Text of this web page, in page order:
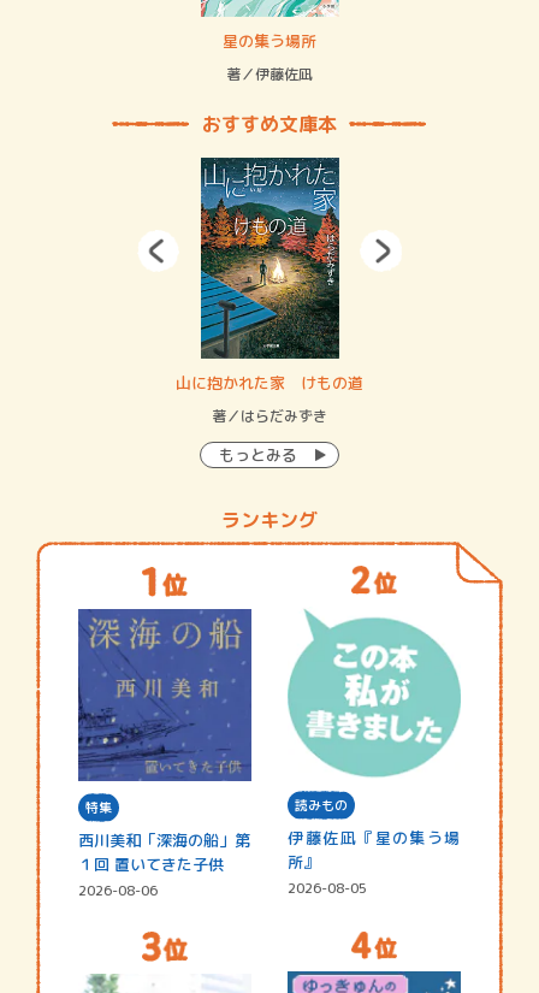
星の集う場所
著／伊藤佐凪
おすすめ文庫本
山に抱かれた家 けもの道
著／はらだみずき
もっとみる
ランキング
特集
西川美和「深海の船」第
１回 置いてきた子供
2026-08-06
読みもの
伊藤佐凪『星の集う場
所』
2026-08-05